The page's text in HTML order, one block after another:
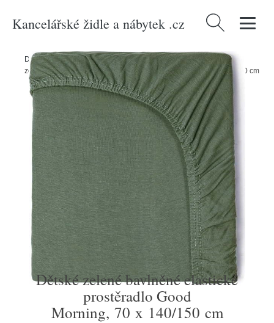
Kancelářské židle a nábytek .cz Vyhledávání
Domů / Produkty/Textil / Dětský textil Dětská prostěradla
Dětské
zelené bavlněné elastické prostěradlo Good Morning, 70 x 140/150 cm
Dětské zelené bavlněné elastické
prostěradlo Good
Morning, 70 x 140/150 cm